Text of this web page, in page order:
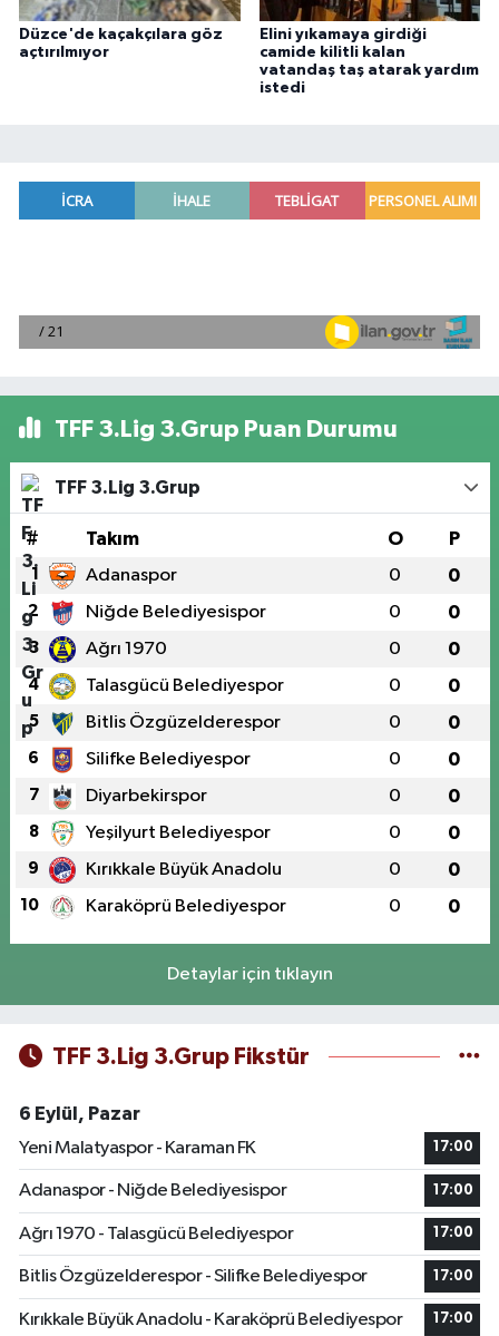
Düzce'de kaçakçılara göz
açtırılmıyor
Elini yıkamaya girdiği
camide kilitli kalan
vatandaş taş atarak yardım
istedi
TFF 3.Lig 3.Grup Puan Durumu
TFF 3.Lig 3.Grup
# Takım O P
1 Adanaspor 0 0
2 Niğde Belediyesispor 0 0
3 Ağrı 1970 0 0
4 Talasgücü Belediyespor 0 0
5 Bitlis Özgüzelderespor 0 0
6 Silifke Belediyespor 0 0
7 Diyarbekirspor 0 0
8 Yeşilyurt Belediyespor 0 0
9 Kırıkkale Büyük Anadolu 0 0
10 Karaköprü Belediyespor 0 0
Detaylar için tıklayın
TFF 3.Lig 3.Grup Fikstür
6 Eylül, Pazar
Yeni Malatyaspor - Karaman FK
17:00
Adanaspor - Niğde Belediyesispor 17:00
Ağrı 1970 - Talasgücü Belediyespor 17:00
Bitlis Özgüzelderespor - Silifke Belediyespor 17:00
Kırıkkale Büyük Anadolu - Karaköprü Belediyespor 17:00